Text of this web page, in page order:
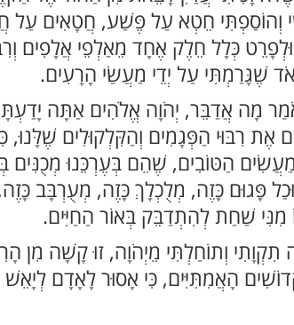
וְהוֹסַפְתִּי חֵטְא עַל פֶּשַׁע, חֲטָאִים עַל
כְּלָל חֵלֶק אֶחָד מֵאַלְפֵי אֲלָפִים
שֶׁגָּרַמְתִּי עַל יְדֵי מַעֲשַׂי הָרָעִים.
מָה אֲדַבֵּר, יְהֹוָה אֱלֹהִים אַתָּה יָדַעְתָּ,
אֶת רִבּוּי הַפְּגָמִים וְהַקִּלְקוּלִים שֶׁלָּנוּ,
הַטּוֹבִים, שֶׁהֵם בְּעֶרְכֵּנוּ
פָּגוּם כָּזֶה, מְלֻכְלָךְ כָּזֶה, מְעֻרְבָּב
מִנִּי שַׁחַת לְהִתְדַבֵּק בְּאוֹר הַחַיִּים.
וְתוֹחַלְתִּי מֵיְהֹוָה, זוּ קָשָׁה מִן
הָאֲמִתִּיִּים, כִּי אָסוּר לָאָדָם